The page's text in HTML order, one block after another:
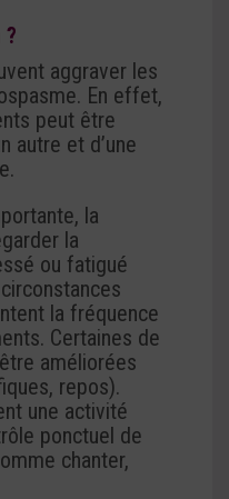
aggraver les
En effet,
peut être
autre et d’une
la
la
ou fatigué
la fréquence
Certaines de
améliorées
repos).
une activité
ponctuel de
chanter,